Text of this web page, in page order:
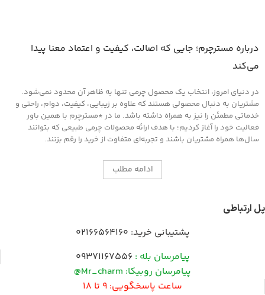
درباره مسترچرم؛ جایی که اصالت، کیفیت و اعتماد معنا پیدا
می‌کند
در دنیای امروز، انتخاب یک محصول چرمی تنها به ظاهر آن محدود نمی‌شود.
مشتریان به دنبال محصولی هستند که علاوه بر زیبایی، کیفیت، دوام، راحتی و
خدماتی مطمئن را نیز به همراه داشته باشد. ما در *مسترچرم با همین باور
فعالیت خود را آغاز کردیم؛ با هدف ارائه محصولات چرمی طبیعی که بتوانند
سال‌ها همراه مشتریان باشند و تجربه‌ای متفاوت از خرید را رقم بزنند.
ادامه مطلب
پل ارتباطی
پشتیبانی خرید: 02166564160
پیامرسان بله : 09371167556
پیامرسان روبیکا: Mr_charm@
ساعت پاسخگویی: 9 تا 18